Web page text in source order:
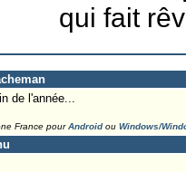
qui fait
de l'année...
France pourAndroidou Windows/